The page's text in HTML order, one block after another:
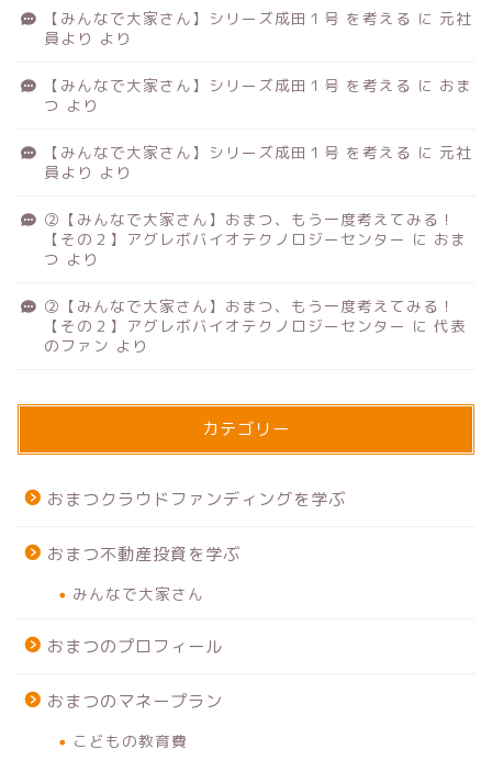
【みんなで大家さん】シリーズ成田１号 を考える に 元社
員より より
【みんなで大家さん】シリーズ成田１号 を考える に おま
つ より
【みんなで大家さん】シリーズ成田１号 を考える に 元社
員より より
②【みんなで大家さん】おまつ、もう一度考えてみる！
【その２】アグレボバイオテクノロジーセンター に おま
つ より
②【みんなで大家さん】おまつ、もう一度考えてみる！
【その２】アグレボバイオテクノロジーセンター に 代表
のファン より
カテゴリー
おまつクラウドファンディングを学ぶ
おまつ不動産投資を学ぶ
みんなで大家さん
おまつのプロフィール
おまつのマネープラン
こどもの教育費